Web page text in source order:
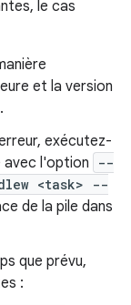
le cas
et la version
exécutez-
avec l'option
--
<task> --
de la pile dans
que prévu,
: